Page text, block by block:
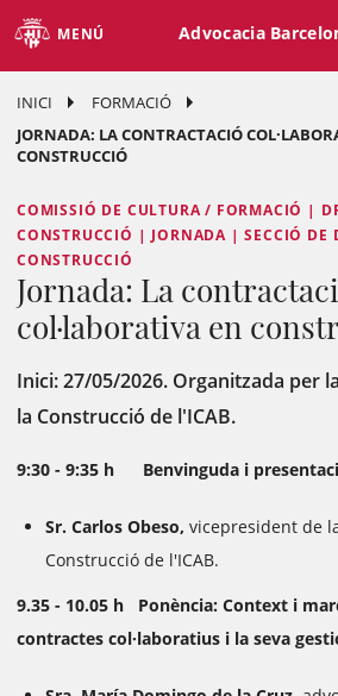
MENÚ Advocacia
INICI
FORMACIÓ
JORNADA: LA CONTRACTACIÓ
CONSTRUCCIÓ
COMISSIÓ DE CULTURA / FORMACIÓ |
CONSTRUCCIÓ | JORNADA | SECCIÓ DE
CONSTRUCCIÓ
Jornada: La
col·laborativa en
Inici: 27/05/2026. Organitzada per
la Construcció de l'ICAB.
9:30 - 9:35 h Benvinguda i
Sr. Carlos Obeso, vicepresident de
Construcció de l'ICAB.
9.35 - 10.05 h Ponència: Context i
contractes col·laboratius i la seva